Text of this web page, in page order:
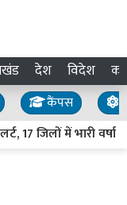
देश विदेश
कैंपस
17 जिलों में भारी